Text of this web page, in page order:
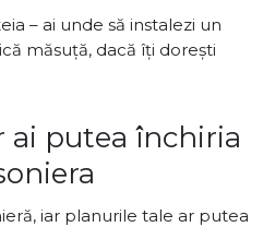
– ai unde să instalezi un
măsuță, dacă îți dorești
ai putea închiria
iar planurile tale ar putea